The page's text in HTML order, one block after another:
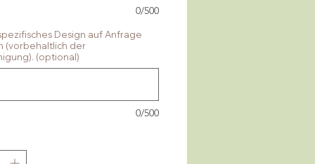
0/500
Design auf Anfrage
(vorbehaltlich der
(optional)
0/500